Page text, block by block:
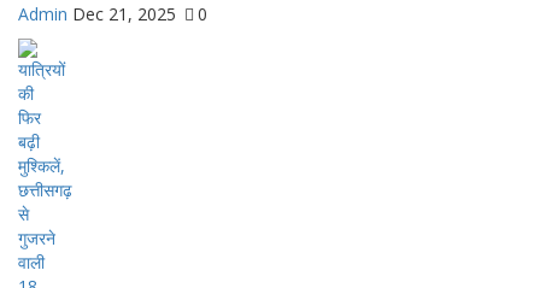
Admin Dec 21, 2025 0